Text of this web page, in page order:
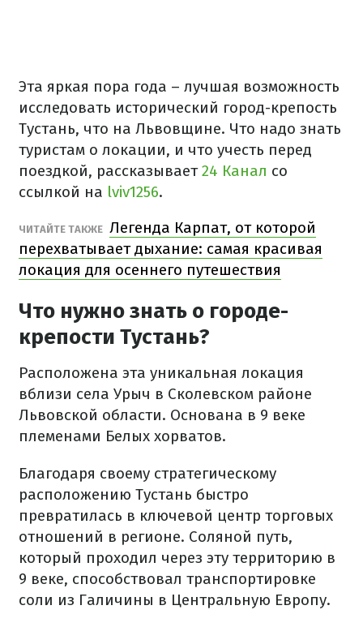
Эта яркая пора года – лучшая возможность
исследовать исторический город-крепость
Тустань, что на Львовщине. Что надо знать
туристам о локации, и что учесть перед
поездкой, рассказывает24 Канал со
ссылкой на lviv1256.
ЧИТАЙТЕ ТАКЖЕ Легенда Карпат, от которой
перехватывает дыхание: самая красивая
локация для осеннего путешествия
Что нужно знать о городе-
крепости Тустань?
Расположена эта уникальная локация
вблизи села Урыч в Сколевском районе
Львовской области. Основана в 9 веке
племенами Белых хорватов.
Благодаря своему стратегическому
расположению Тустань быстро
превратилась в ключевой центр торговых
отношений в регионе. Соляной путь,
который проходил через эту территорию в
9 веке, способствовал транспортировке
соли из Галичины в Центральную Европу.